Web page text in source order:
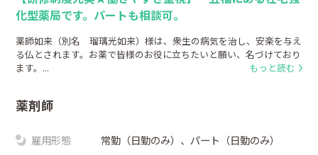
化型薬局です。パートも相談可。
薬師如来（別名 瑠璃光如来）様は、衆生の病気を治し、安楽を与え
る仏とされます。お薬で皆様のお役に立ちたいと願い、名づけており
ます。...
もっと読む
薬剤師
雇用形態 常勤（日勤のみ）、パート（日勤のみ）